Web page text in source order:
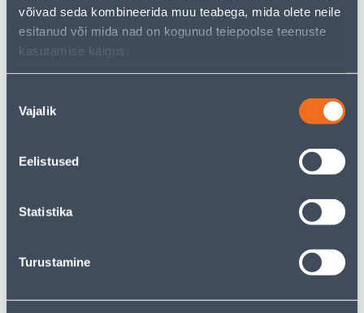
võivad seda kombineerida muu teabega, mida olete neile
esitanud või mida nad on kogunud teiepoolse teenuste
kasutamise käigus.
valik
Vajalik
Eelistused
Statistika
Turustamine
Installment calculator
Courier service to home from 4,99 € from 2-5 tööpäeva